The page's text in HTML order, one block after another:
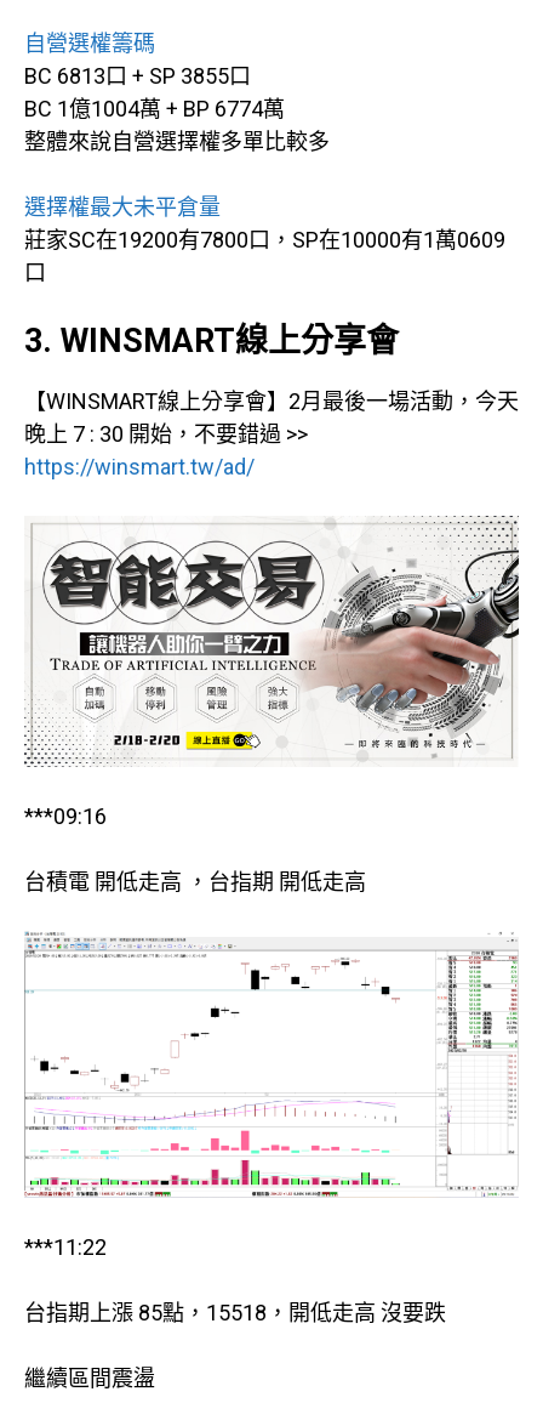
自營選權籌碼
BC 6813口 + SP 3855口
BC 1億1004萬 + BP 6774萬
整體來說自營選擇權多單比較多
選擇權最大未平倉量
莊家SC在19200有7800口，SP在10000有1萬0609
口
3. WINSMART線上分享會
【WINSMART線上分享會】2月最後一場活動，今天
晚上 7 : 30 開始，不要錯過 >>
https://winsmart.tw/ad/
***09:16
台積電 開低走高 ，台指期 開低走高
***11:22
台指期上漲 85點，15518，開低走高 沒要跌
繼續區間震盪